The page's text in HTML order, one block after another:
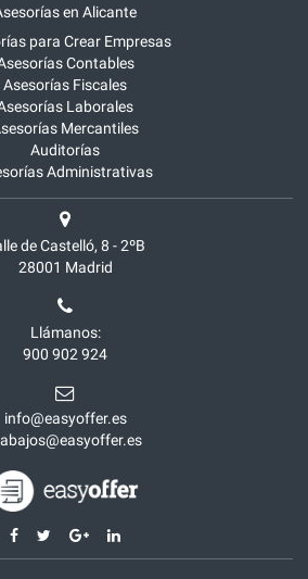
en Alicante
para Crear Empresas
Contables
Asesorías Fiscales
Laborales
Mercantiles
Auditorías
Administrativas
de Castelló, 8 - 2ºB
28001 Madrid
Llámanos:
900 902 924
info@easyoffer.es